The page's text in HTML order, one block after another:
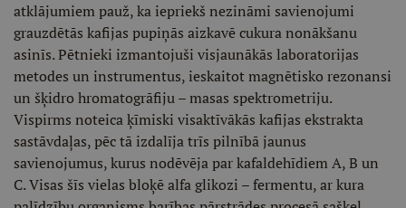
atklājumiem pauž, ka iepriekš nezināmi savienojumi
grauzdētās kafijas pupiņās aizkavē cukura nonākšanu
asinīs. Pētnieki izmantojuši visjaunākās laboratorijas
metodes un instrumentus, ieskaitot magnētisko rezonansi
un šķidro hromatogrāfiju – masas spektrometriju.
Vispirms noteica ķīmiski visaktīvākās kafijas ekstrakta
sastāvdaļas, pēc tā izdalīja trīs pilnībā jaunus
savienojumus, kurus nodēvēja par kafaldehīdiem A, B un
C. Visas šīs vielas bloķē alfa glikozi – fermentu, ar kura